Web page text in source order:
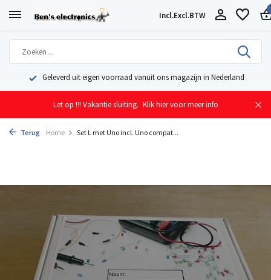
Incl.Excl.BTW
Geleverd uit eigen voorraad vanuit ons magazijn in Nederland
Let op !!! Vakantie sluiting. Klik hier voor meer info
Terug Home Set L met Uno incl. Uno compat...